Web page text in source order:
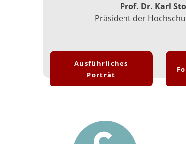
Prof. Dr. Karl
Präsident der
Ausführliches
Porträt